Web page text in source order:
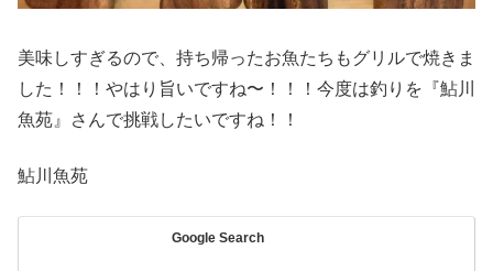
美味しすぎるので、持ち帰ったお魚たちもグリルで焼きま
した！！！やはり旨いですね〜！！！今度は釣りを『鮎川
魚苑』さんで挑戦したいですね！！
鮎川魚苑
Google Search